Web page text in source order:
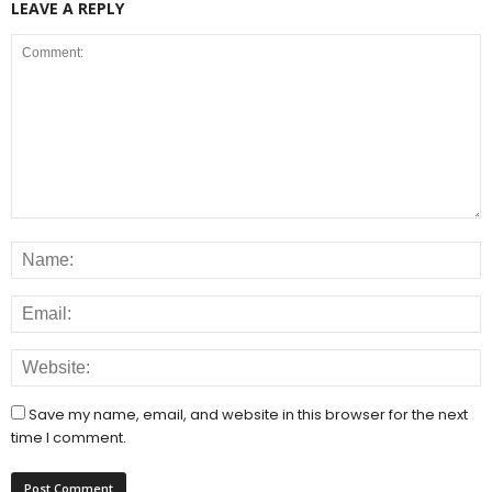
LEAVE A REPLY
Save my name, email, and website in this browser for the next
time I comment.